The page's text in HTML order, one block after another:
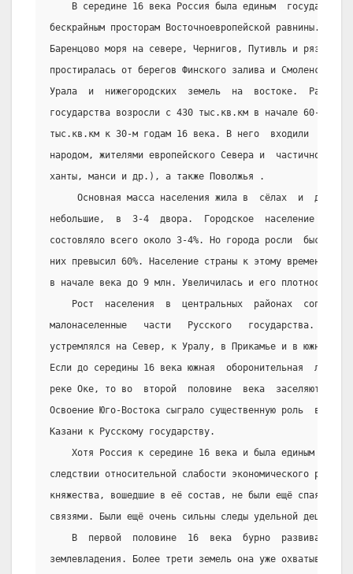
В середине 16 века Россия была единым
бескрайным просторам Восточноевропейской равнины. Её
Баренцово моря на севере, Чернигов, Путивль и
простиралась от берегов Финского залива и Смоленска
Урала  и  нижегородских  земель  на  востоке.  Размеры
государства возросли с 430 тыс.кв.км в начале 60-х
тыс.кв.км к 30-м годам 16 века. В него  входили  земли,
народом, жителями европейского Севера и  частично
ханты, манси и др.), а также Поволжья .
Основная масса населения жила в  сёлах  и
небольшие,  в  3-4  двора.  Городское  население   в
состовляло всего около 3-4%. Но города росли  быстро,
них превысил 60%. Население страны к этому времени
в начале века до 9 млн. Увеличилась и его плотность.
Рост  населения  в  центральных  районах
малонаселенные   части   Русского   государства.
устремлялся на Север, к Уралу, в Прикамье и в южные
Если до середины 16 века южная  оборонительная  линия
реке Оке, то во  второй  половине  века  заселяются
Освоение Юго-Востока сыграло существенную роль  в
Казани к Русскому государству.
Хотя Россия к середине 16 века и была единым
следствии относительной слабости экономического
княжества, вошедшие в её состав, не были ещё спаяны
связями. Были ещё очень сильны следы удельной
В  первой  половине  16  века  бурно  развивалась
землевладения. Более трети земель она уже охватывала